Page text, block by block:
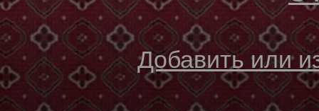
Добавить или